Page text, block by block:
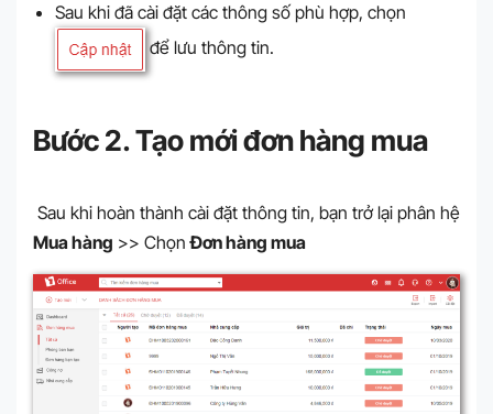
Sau khi đã cài đặt các thông số phù hợp, chọn
để lưu thông tin.
Bước 2. Tạo mới đơn hàng mua
Sau khi hoàn thành cài đặt thông tin, bạn trở lại phân hệ
Mua hàng >> ChọnĐơn hàng mua